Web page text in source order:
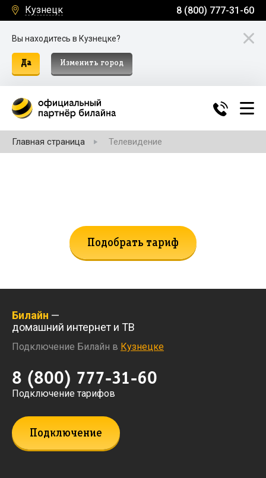
Кузнецк 8 (800) 777-31-60
Вы находитесь в Кузнецке?
Да Изменить город
Главная страница Телевидение
Подобрать тариф
Билайн —
домашний интернет и ТВ
Подключение Билайн в Кузнецке
8 (800) 777-31-60
Подключение тарифов
Подключение